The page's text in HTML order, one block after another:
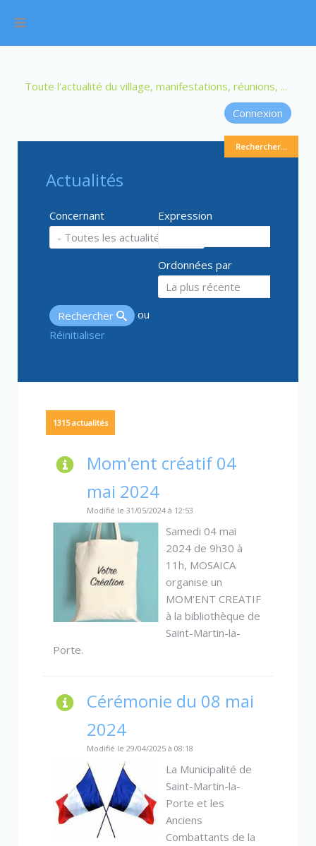
Toute l'actualité du village, manifestations, réunions, ...
Connexion
Rechercher...
Actualités
Concernant Expression
Ordonnées par
Rechercher
ou
Réinitialiser
1315actualités
Mom'ent créatif 04
mai 2024
Modifié le 31/05/2024 à 12:53
Samedi 04 mai
2024 de 9h30 à
11h, MOSAICA
organise un
MOM'ENT CREATIF
à la bibliothèque de
Saint-Martin-la-
Porte.
Cérémonie du 08 mai
2024
Modifié le 29/04/2025 à 08:18
La Municipalité de
Saint-Martin-la-
Porte et les
Anciens
Combattants de la